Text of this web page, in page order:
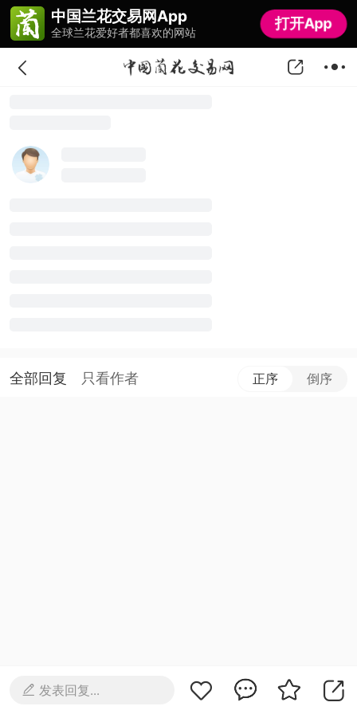
中国兰花交易网App
全球兰花爱好者都喜欢的网站
打开App
中国兰花交易网App
全球兰花爱好者都喜欢的网站
打开App
全部回复 只看作者 正序 倒序
发表回复...